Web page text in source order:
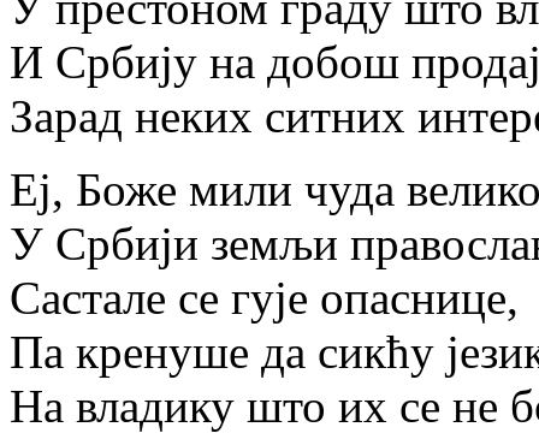
И Србију на добош
Зарад неких ситних
Еј, Боже мили чуда
У Србији земљи
Састале се гује опаснице,
Па кренуше да сикћу
На владику што их се не